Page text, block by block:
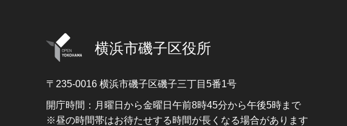
横浜市磯子区役所
〒235-0016 横浜市磯子区磯子三丁目5番1号
開庁時間：月曜日から金曜日午前8時45分から午後5時まで
※昼の時間帯はお待たせする時間が長くなる場合があります